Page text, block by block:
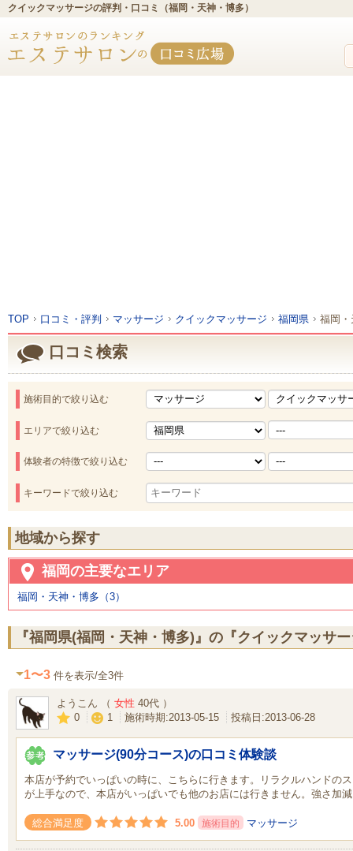
クイックマッサージの評判・口コミ（福岡・天神・博多）
TOP 口コミ・評判 マッサージ クイックマッサージ 福岡県 福岡・
口コミ検索
施術目的で絞り込む
エリアで絞り込む
体験者の特徴で絞り込む
キーワードで絞り込む
地域から探す
福岡の主要なエリア
福岡・天神・博多（3）
『福岡県(福岡・天神・博多)』の『クイックマッサ
1〜3 件を表示/全3件
ようこん （ 女性 40代 ）
0
1 施術時期:2013-05-15 投稿日:2013-06-28
マッサージ(90分コース)の口コミ体験談
本店が予約でいっぱいの時に、こちらに行きます。リラクルハンドの
が上手なので、本店がいっぱいでも他のお店には行きません。強さ加
総合満足度 5.00 施術目的 マッサージ